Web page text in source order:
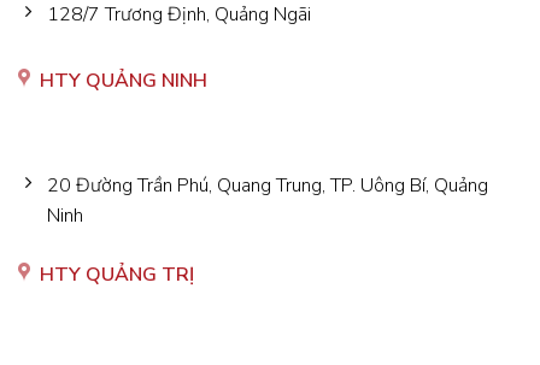
128/7 Trương Định, Quảng Ngãi
HTY QUẢNG NINH
20 Đường Trần Phú, Quang Trung, TP. Uông Bí, Quảng
Ninh
HTY QUẢNG TRỊ